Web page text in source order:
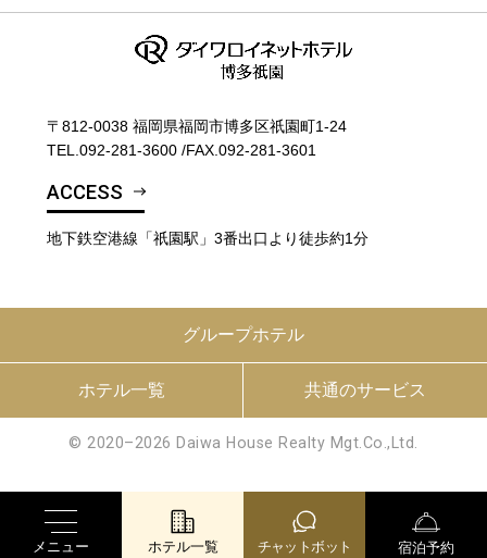
〒812-0038 福岡県福岡市博多区祇園町1-24
TEL.092-281-3600 /FAX.092-281-3601
ACCESS
地下鉄空港線「祇園駅」3番出口より徒歩約1分
グループホテル
ホテル一覧 共通のサービス
© 2020–2026 Daiwa House Realty Mgt.Co.,Ltd.
メニュー ホテル一覧 チャットボット 宿泊予約